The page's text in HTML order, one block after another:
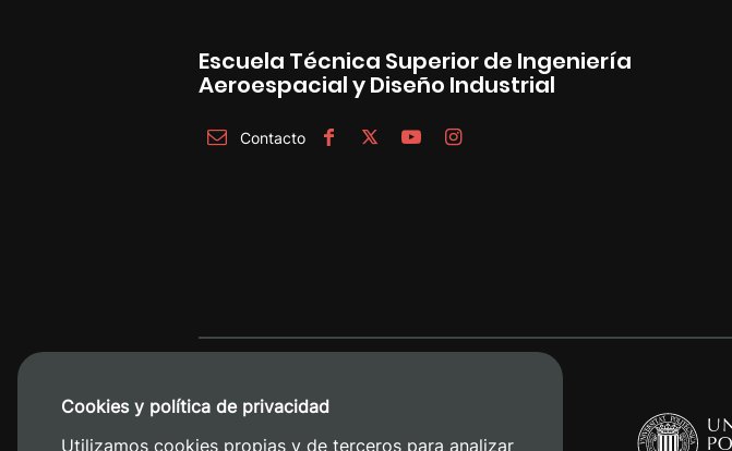
Escuela Técnica Superior de Ingeniería
Aeroespacial y Diseño Industrial
Contacto
Cookies y política de privacidad
Utilizamos cookies propias y de terceros para analizar